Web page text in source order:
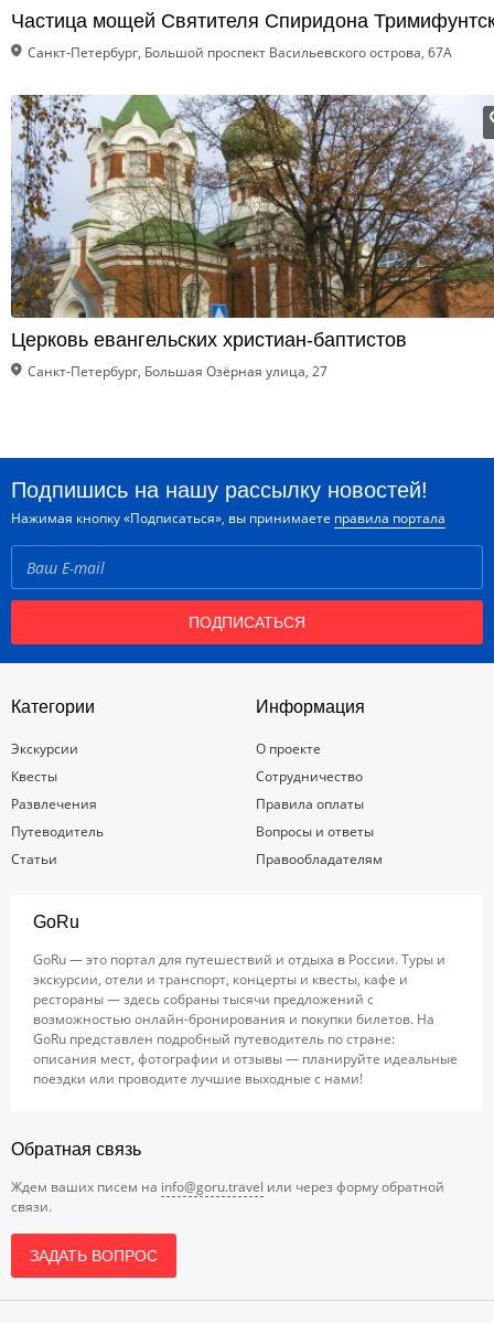
Частица мощей Святителя Спиридона
Санкт-Петербург, Большой проспект Васильевского острова, 67А
Церковь евангельских христиан-баптистов
Санкт-Петербург, Большая Озёрная улица, 27
Подпишись на нашу рассылку новостей!
Нажимая кнопку «Подписаться», вы принимаете правила портала
ПОДПИСАТЬСЯ
Категории
Экскурсии
Квесты
Развлечения
Путеводитель
Статьи
Информация
О проекте
Сотрудничество
Правила оплаты
Вопросы и ответы
Правообладателям
GoRu
GoRu — это портал для путешествий и отдыха в России. Туры и
экскурсии, отели и транспорт, концерты и квесты, кафе и
рестораны — здесь собраны тысячи предложений с
возможностью онлайн-бронирования и покупки билетов. На
GoRu представлен подробный путеводитель по стране:
описания мест, фотографии и отзывы — планируйте идеальные
поездки или проводите лучшие выходные с нами!
Обратная связь
Ждем ваших писем на info@goru.travel или через форму обратной
связи.
ЗАДАТЬ ВОПРОС